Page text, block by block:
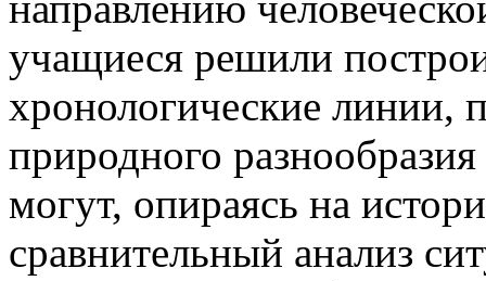
учащиеся решили
хронологические линии,
природного
могут, опираясь на
сравнительный анализ